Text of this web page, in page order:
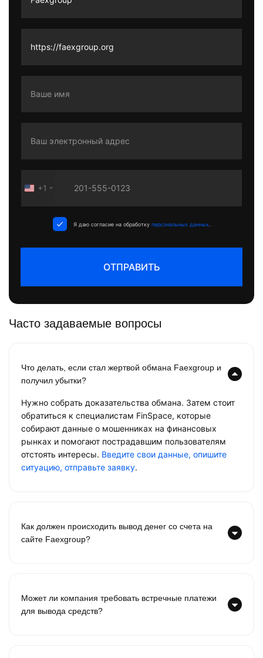
United
+1
Я даю согласие на обработку персональных данных
ОТПРАВИТЬ
Часто задаваемые вопросы
Что делать, если стал жертвой обмана Faexgroup и
получил убытки?
Нужно собрать доказательства обмана. Затем стоит
обратиться к специалистам FinSpace, которые
собирают данные о мошенниках на финансовых
рынках и помогают пострадавшим пользователям
отстоять интересы. Введите свои данные, опишите
ситуацию, отправьте заявку.
Как должен происходить вывод денег со счета на
сайте Faexgroup?
Может ли компания требовать встречные платежи
для вывода средств?